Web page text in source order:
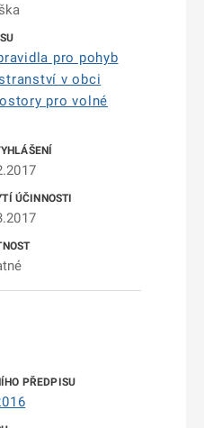
pro pohyb
v obci
pro volné